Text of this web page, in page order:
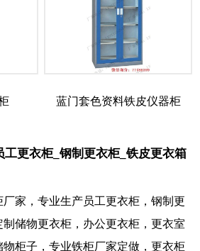
蓝门套色资料铁皮仪器柜
工更衣柜_钢制更衣柜_铁皮更衣箱
家，专业生产员工更衣柜，钢制更
储物更衣柜，办公更衣柜，更衣室
柜子，专业铁柜厂家定做，更衣柜